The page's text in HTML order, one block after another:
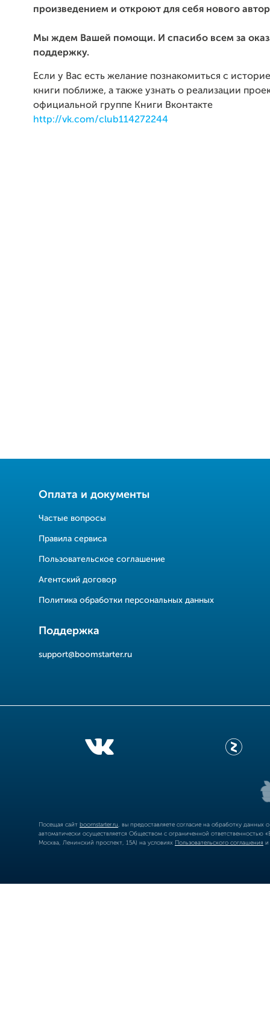
произведением и откроют для себя нового
Мы ждем Вашей помощи. И спасибо всем за
поддержку.
Если у Вас есть желание познакомиться с
книги поближе, а также узнать о реализации
официальной группе Книги Вконтакте
http://vk.com/club114272244
Оплата и документы
Частые вопросы
Правила сервиса
Пользовательское соглашение
Агентский договор
Политика обработки персональных данных
Поддержка
support@boomstarter.ru
Посещая сайт boomstarter.ru , вы предоставляете согласие на обработку
автоматически осуществляется Обществом с ограниченной
Москва, Ленинский проспект, 15А) на условиях Пользовательского соглашения и